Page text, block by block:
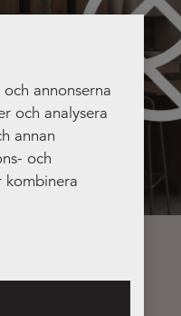
annonserna
och analysera
annan
och
kombinera
eller som